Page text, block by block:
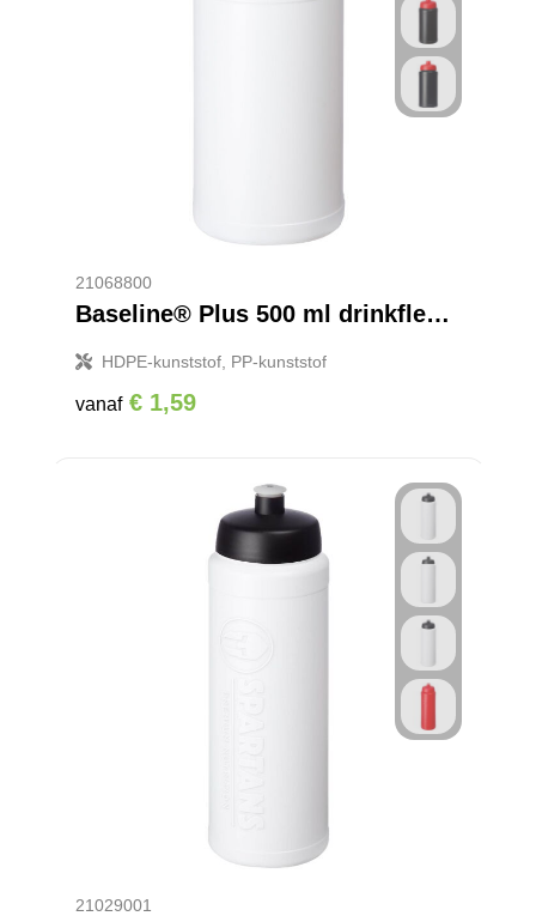
21068800
Baseline® Plus 500 ml drinkfles met sportdeksel
HDPE-kunststof, PP-kunststof
vanaf € 1,59
21029001